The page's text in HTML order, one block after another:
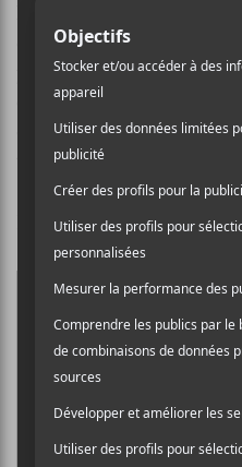
de pop.Daniel Caesar
phénoménal en ligne
en 2017. Une occasion à
de votre choix le 12
transporté dans un
Bonne chance à tous!